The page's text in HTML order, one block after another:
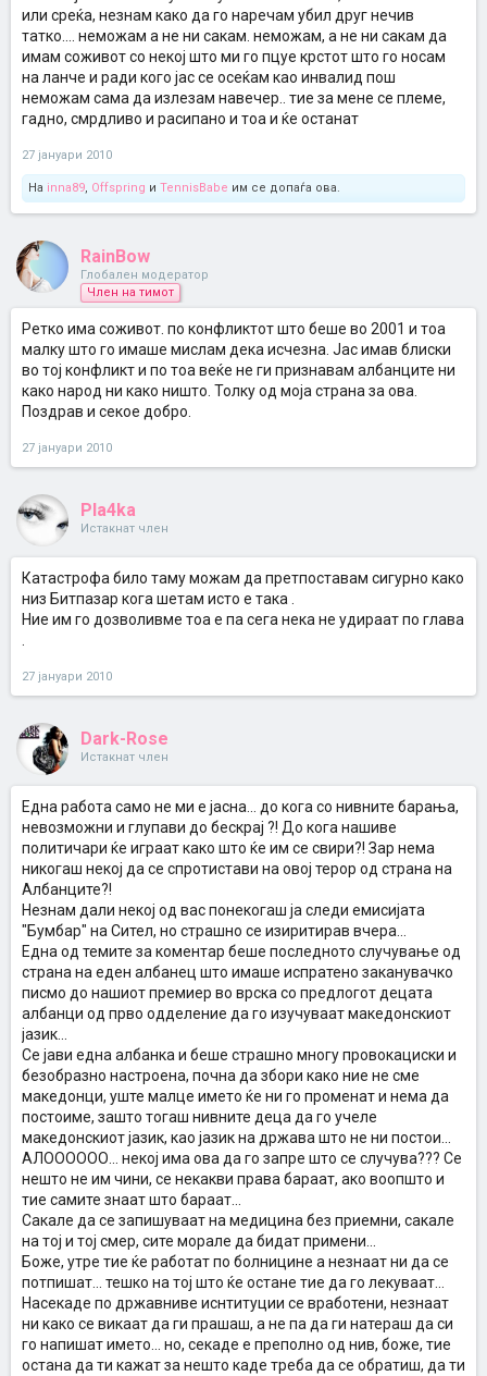
или среќа, незнам како да го наречам убил друг нечив
татко.... неможам а не ни сакам. неможам, а не ни сакам да
имам соживот со некој што ми го пцуе крстот што го носам
на ланче и ради кого јас се осеќам као инвалид пош
неможам сама да излезам навечер.. тие за мене се племе,
гадно, смрдливо и расипано и тоа и ќе останат
27 јануари 2010
На inna89, Offspring и TennisBabe им се допаѓа ова.
RainBow
Глобален модератор
Член на тимот
Ретко има соживот. по конфликтот што беше во 2001 и тоа
малку што го имаше мислам дека исчезна. Јас имав блиски
во тој конфликт и по тоа веќе не ги признавам албанците ни
како народ ни како ништо. Толку од моја страна за ова.
Поздрав и секое добро.
27 јануари 2010
Pla4ka
Истакнат член
Катастрофа било таму можам да претпоставам сигурно како
низ Битпазар кога шетам исто е така .
Ние им го дозволивме тоа е па сега нека не удираат по глава
27 јануари 2010
Dark-Rose
Истакнат член
Една работа само не ми е јасна... до кога со нивните барања,
невозможни и глупави до бескрај ?! До кога нашиве
политичари ќе играат како што ќе им се свири?! Зар нема
никогаш некој да се спротистави на овој терор од страна на
Албанците?!
Незнам дали некој од вас понекогаш ја следи емисијата
"Бумбар" на Сител, но страшно се изиритирав вчера...
Една од темите за коментар беше последното случување од
страна на еден албанец што имаше испратено заканувачко
писмо до нашиот премиер во врска со предлогот децата
албанци од прво одделение да го изучуваат македонскиот
јазик...
Се јави една албанка и беше страшно многу провокациски и
безобразно настроена, почна да збори како ние не сме
македонци, уште малце името ќе ни го променат и нема да
постоиме, зашто тогаш нивните деца да го учеле
македонскиот јазик, као јазик на држава што не ни постои...
АЛОООООО... некој има ова да го запре што се случува??? Се
нешто не им чини, се некакви права бараат, ако воопшто и
тие самите знаат што бараат...
Сакале да се запишуваат на медицина без приемни, сакале
на тој и тој смер, сите морале да бидат примени...
Боже, утре тие ќе работат по болницине а незнаат ни да се
потпишат... тешко на тој што ќе остане тие да го лекуваат...
Насекаде по државниве иснтитуции се вработени, незнаат
ни како се викаат да ги прашаш, а не па да ги натераш да си
го напишат името... но, секаде е преполно од нив, боже, тие
остана да ти кажат за нешто каде треба да се обратиш, да ти